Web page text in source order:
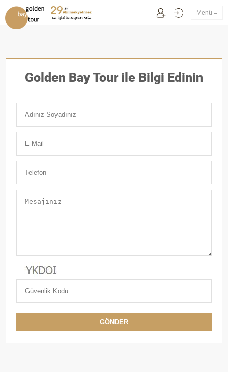
Menü =
Golden Bay Tour ile Bilgi Edinin